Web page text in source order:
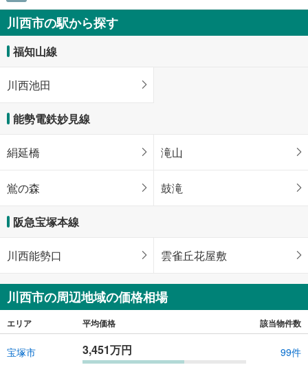
川西市の駅から探す
福知山線
川西池田
能勢電鉄妙見線
絹延橋 滝山
鴬の森 鼓滝
阪急宝塚本線
川西能勢口 雲雀丘花屋敷
川西市の周辺地域の価格相場
エリア 平均価格 該当物件数
宝塚市 3,451万円 99件